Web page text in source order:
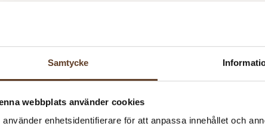
Samtycke
webbplats använder cookies
använder enhetsidentifierare för att anpassa innehållet och
är den här – Yllotylls
kundklubb!